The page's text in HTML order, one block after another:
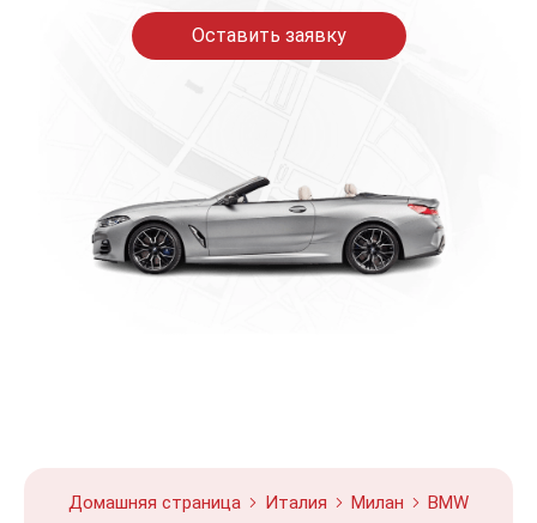
Оставить заявку
Домашняя страница Италия Милан BMW